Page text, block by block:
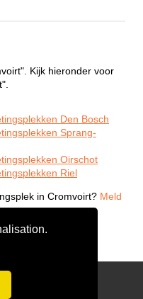
Kijk hieronder voor
Den Bosch
Sprang-
Oirschot
Riel
in Cromvoirt? Meld